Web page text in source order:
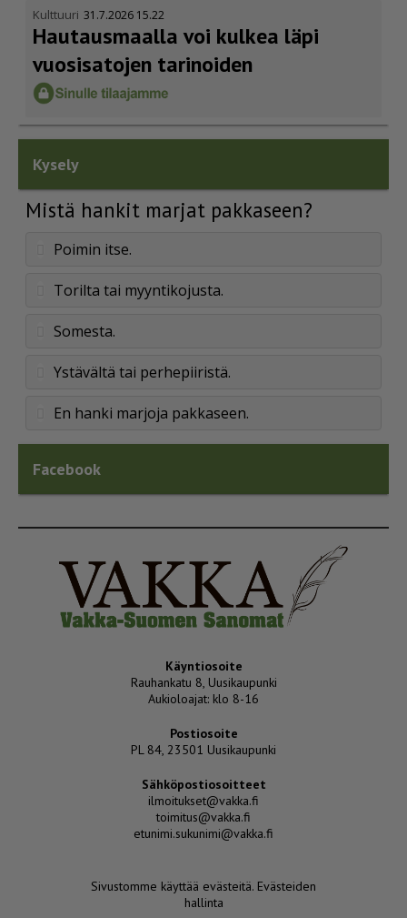
Kulttuuri 31.7.2026 15.22
Hautausmaalla voi kulkea läpi
vuosisatojen tarinoiden
Kysely
Mistä hankit marjat pakkaseen?
Poimin itse.
Torilta tai myyntikojusta.
Somesta.
Ystävältä tai perhepiiristä.
En hanki marjoja pakkaseen.
Facebook
Käyntiosoite
Rauhankatu 8, Uusikaupunki
Aukioloajat: klo 8-16
Postiosoite
PL 84, 23501 Uusikaupunki
Sähköpostiosoitteet
ilmoitukset@vakka.fi
toimitus@vakka.fi
etunimi.sukunimi@vakka.fi
Sivustomme käyttää evästeitä. Evästeiden
hallinta